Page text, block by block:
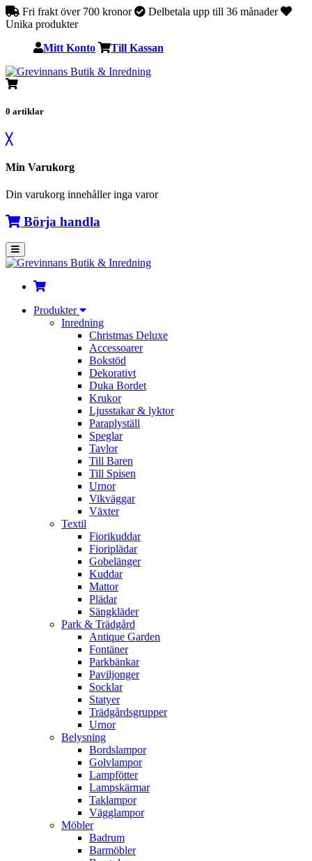
Fri frakt över 700 kronor
Delbetala upp till 36 månader
Unika produkter
Mitt Konto Till Kassan
0 artiklar
╳
Min Varukorg
Din varukorg innehåller inga varor
Börja handla
Produkter
Inredning
Christmas Deluxe
Accessoarer
Bokstöd
Dekorativt
Duka Bordet
Krukor
Ljusstakar & lyktor
Paraplyställ
Speglar
Tavlor
Till Baren
Till Spisen
Urnor
Vikväggar
Växter
Textil
Fiorikuddar
Fioriplädar
Gobelänger
Kuddar
Mattor
Plädar
Sängkläder
Park & Trädgård
Antique Garden
Fontäner
Parkbänkar
Paviljonger
Socklar
Statyer
Trädgårdsgrupper
Urnor
Belysning
Bordslampor
Golvlampor
Lampfötter
Lampskärmar
Taklampor
Vägglampor
Möbler
Badrum
Barmöbler